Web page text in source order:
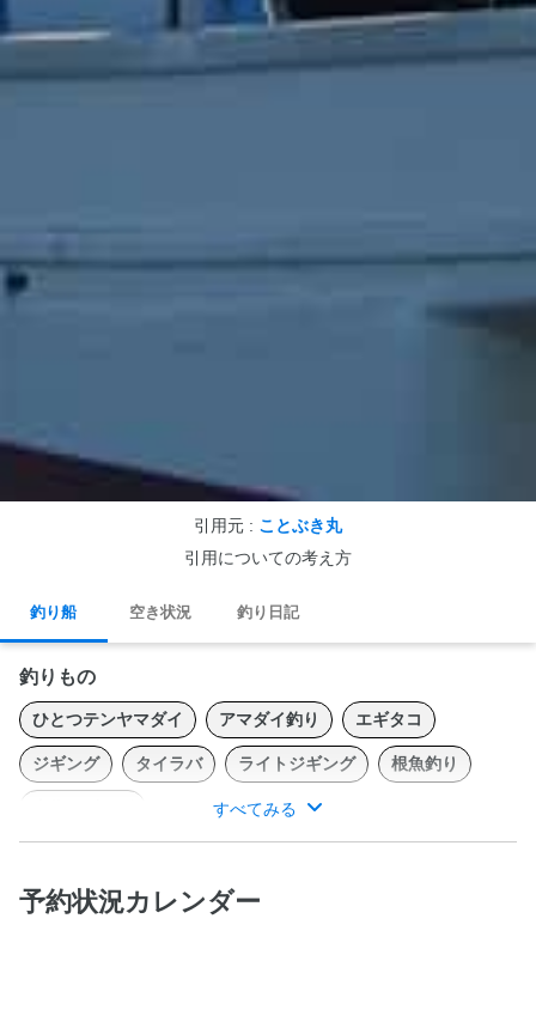
引用元 : ことぶき丸
引用についての考え方
釣り船 空き状況 釣り日記
釣りもの
ひとつテンヤマダイ アマダイ釣り エギタコ
ジギング タイラバ ライトジギング 根魚釣り
戦しに来て下さい。
すべてみる
予約状況カレンダー